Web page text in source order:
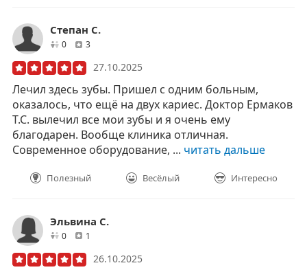
Степан С.
0друзей
3отзывов
27.10.2025
Лечил здесь зубы. Пришел с одним больным,
оказалось, что ещё на двух кариес. Доктор Ермаков
Т.С. вылечил все мои зубы и я очень ему
благодарен. Вообще клиника отличная.
Современное оборудование, ... читать дальше
Полезный Весёлый Интересно
Эльвина С.
0друзей1
26.10.2025